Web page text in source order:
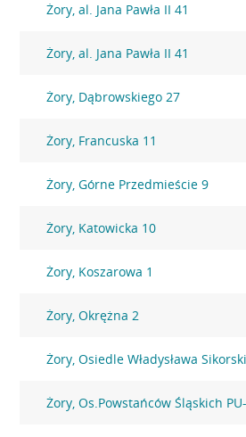
Żory, al. Jana Pawła II 41
Żory, al. Jana Pawła II 41
Żory, Dąbrowskiego 27
Żory, Francuska 11
Żory, Górne Przedmieście 9
Żory, Katowicka 10
Żory, Koszarowa 1
Żory, Okrężna 2
Żory, Osiedle Władysława
Żory, Os.Powstańców Śląskich